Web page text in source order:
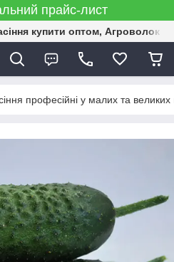
прайс-лист
купити оптом,
професійні у малих та великих